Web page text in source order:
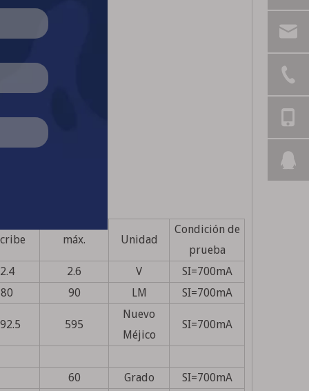
máx. Unidad
Condición de
prueba
2.4 2.6 V
SI=700mA
80 90 LM SI=700mA
595
Nuevo
Méjico
SI=700mA
60 Grado
SI=700mA